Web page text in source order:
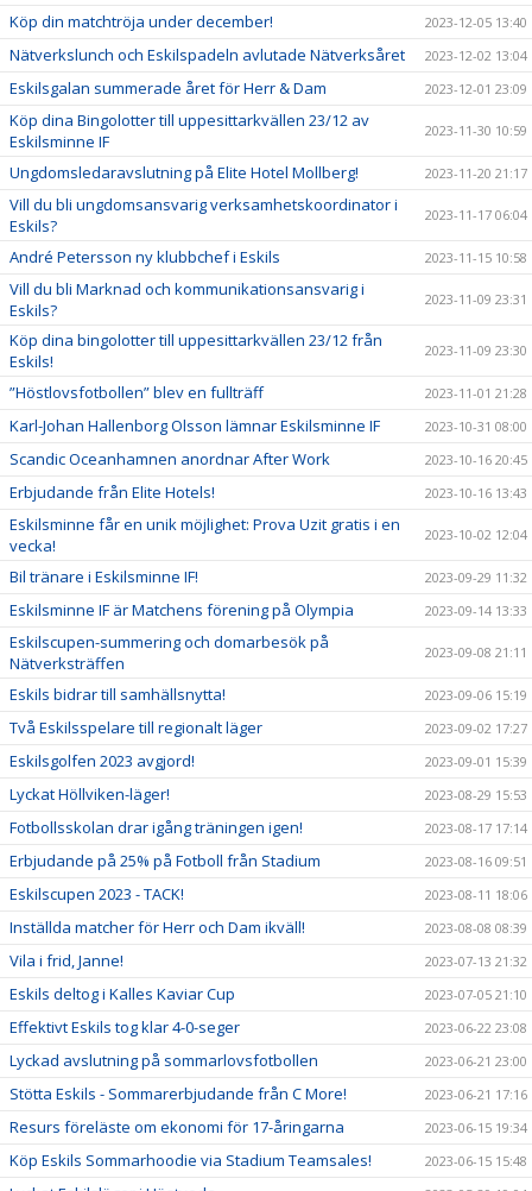
Köp din matchtröja under december! 2023-12-05 13:40
Nätverkslunch och Eskilspadeln avlutade Nätverksåret 2023-12-02 13:04
Eskilsgalan summerade året för Herr & Dam 2023-12-01 23:09
Köp dina Bingolotter till uppesittarkvällen 23/12 av
Eskilsminne IF
2023-11-30 10:59
Ungdomsledaravslutning på Elite Hotel Mollberg! 2023-11-20 21:17
Vill du bli ungdomsansvarig verksamhetskoordinator i
Eskils?
2023-11-17 06:04
André Petersson ny klubbchef i Eskils 2023-11-15 10:58
Vill du bli Marknad och kommunikationsansvarig i
Eskils?
2023-11-09 23:31
Köp dina bingolotter till uppesittarkvällen 23/12 från
Eskils!
2023-11-09 23:30
”Höstlovsfotbollen” blev en fullträff 2023-11-01 21:28
Karl-Johan Hallenborg Olsson lämnar Eskilsminne IF 2023-10-31 08:00
Scandic Oceanhamnen anordnar After Work 2023-10-16 20:45
Erbjudande från Elite Hotels! 2023-10-16 13:43
Eskilsminne får en unik möjlighet: Prova Uzit gratis i en
vecka!
2023-10-02 12:04
Bil tränare i Eskilsminne IF! 2023-09-29 11:32
Eskilsminne IF är Matchens förening på Olympia 2023-09-14 13:33
Eskilscupen-summering och domarbesök på
Nätverksträffen
2023-09-08 21:11
Eskils bidrar till samhällsnytta! 2023-09-06 15:19
Två Eskilsspelare till regionalt läger 2023-09-02 17:27
Eskilsgolfen 2023 avgjord! 2023-09-01 15:39
Lyckat Höllviken-läger! 2023-08-29 15:53
Fotbollsskolan drar igång träningen igen! 2023-08-17 17:14
Erbjudande på 25% på Fotboll från Stadium 2023-08-16 09:51
Eskilscupen 2023 - TACK! 2023-08-11 18:06
Inställda matcher för Herr och Dam ikväll! 2023-08-08 08:39
Vila i frid, Janne! 2023-07-13 21:32
Eskils deltog i Kalles Kaviar Cup 2023-07-05 21:10
Effektivt Eskils tog klar 4-0-seger 2023-06-22 23:08
Lyckad avslutning på sommarlovsfotbollen 2023-06-21 23:00
Stötta Eskils - Sommarerbjudande från C More! 2023-06-21 17:16
Resurs föreläste om ekonomi för 17-åringarna 2023-06-15 19:34
Köp Eskils Sommarhoodie via Stadium Teamsales! 2023-06-15 15:48